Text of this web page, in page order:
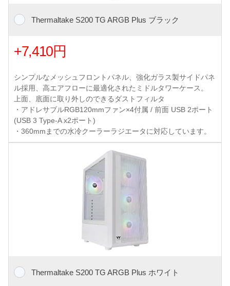
Thermaltake S200 TG ARGB Plus ブラック
+7,410円
シンプルなメッシュフロントパネル、強化ガラス製サイドパネ
ル採用、高エアフローに最適化されたミドルタワーケース。
上面、底面に取り外しのできるダストフィルタ
・アドレサブルRGB120mmファン×4付属 / 前面 USB 2ポート
(USB 3 Type-A x2ポート)
・360mmまでの水冷クーラーラジエータに対応しています。
Thermaltake S200 TG ARGB Plus ホワイト